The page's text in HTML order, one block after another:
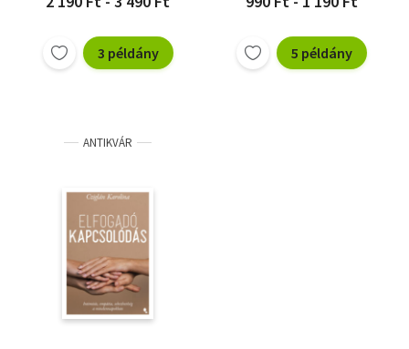
3 példány 5 példány
ANTIKVÁR